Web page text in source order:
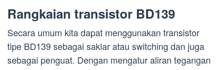
Rangkaian transistor BD139
Secara umum kita dapat menggunakan transistor
tipe BD139 sebagai saklar atau switching dan juga
sebagai penguat. Dengan mengatur aliran tegangan